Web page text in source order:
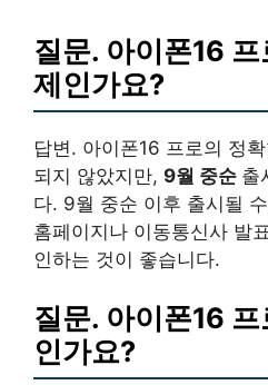
질문. 아이폰16
제인가요?
답변. 아이폰16 프로의 정
되지 않았지만, 9월 중순 출
다. 9월 중순 이후 출시될
홈페이지나 이동통신사 발
인하는 것이 좋습니다.
질문. 아이폰16
인가요?